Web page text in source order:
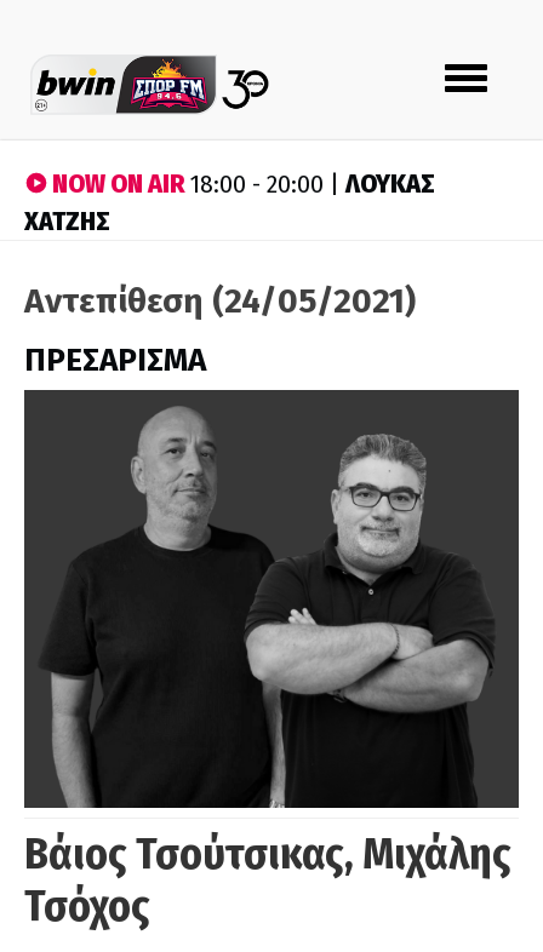
Toggle
navigation
NOW ON AIR18:00 - 20:00 |ΛΟΥΚΑΣ
ΧΑΤΖΗΣ
Αντεπίθεση (24/05/2021)
ΠΡΕΣΑΡΙΣΜΑ
Βάιος Τσούτσικας, Μιχάλης
Τσόχος